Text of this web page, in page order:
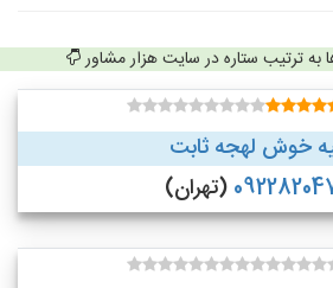
به ترتیب ستاره در سایت هزار مشاور
خوش لهجه ثابت
(تهران)